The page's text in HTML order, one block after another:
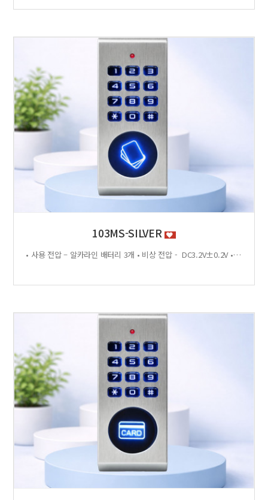
103MS-SILVER
• 사용 전압 – 알카라인 배터리 3개 • 비상 전압 - DC3.2V±0.2V • 전력 소비량 – 정전류 : ≤30μA 동작전류 : ≤150 MA • 사용 환경 – 온도 : 0℃ ~ +70℃ 습도 : RH 20% ~ RH95%RH 사용방법 < 잠금방법 > - 비밀번호 4자리 숫자를 입력하면 문이 자동으로 잠깁니다. < 찾는방법> - 입력했던 비밀번호 4자리 숫자를 누르면 자동으로 문이 열립니다. - 비밀번호를 잊었을 경우 마스터키 사용 가능 특징 - 마스터키 10개까지 등록가능 - 버튼 백라이트 - 배터리 방전 시 외부전원 공급기 사용가능 - 자동/수동 잠금 설정 가능 - 마스터 비밀번호 설정 가능 - 무음모드 가능 - 13.56MHZ [이 게시물은 관리자님에 의해 2026-06-18 11:43:04 제품소개에서 복사 됨]